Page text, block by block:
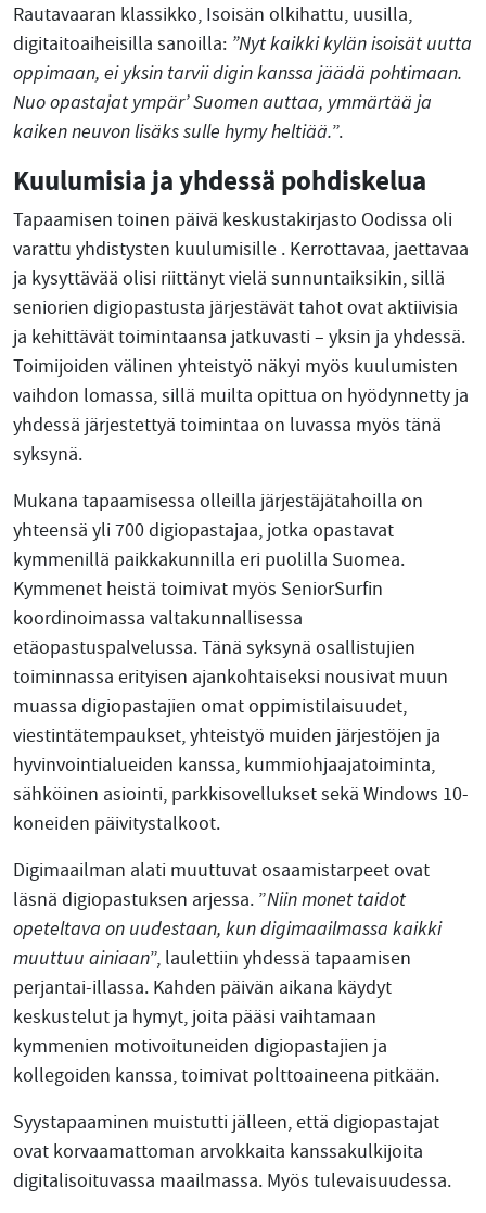
Rautavaaran klassikko, Isoisän olkihattu, uusilla,
digitaitoaiheisilla sanoilla: ”Nyt kaikki kylän isoisät uutta
oppimaan, ei yksin tarvii digin kanssa jäädä pohtimaan.
Nuo opastajat ympär’ Suomen auttaa, ymmärtää ja
kaiken neuvon lisäks sulle hymy heltiää.”.
Kuulumisia ja yhdessä pohdiskelua
Tapaamisen toinen päivä keskustakirjasto Oodissa oli
varattu yhdistysten kuulumisille . Kerrottavaa, jaettavaa
ja kysyttävää olisi riittänyt vielä sunnuntaiksikin, sillä
seniorien digiopastusta järjestävät tahot ovat aktiivisia
ja kehittävät toimintaansa jatkuvasti – yksin ja yhdessä.
Toimijoiden välinen yhteistyö näkyi myös kuulumisten
vaihdon lomassa, sillä muilta opittua on hyödynnetty ja
yhdessä järjestettyä toimintaa on luvassa myös tänä
syksynä.
Mukana tapaamisessa olleilla järjestäjätahoilla on
yhteensä yli 700 digiopastajaa, jotka opastavat
kymmenillä paikkakunnilla eri puolilla Suomea.
Kymmenet heistä toimivat myös SeniorSurfin
koordinoimassa valtakunnallisessa
etäopastuspalvelussa. Tänä syksynä osallistujien
toiminnassa erityisen ajankohtaiseksi nousivat muun
muassa digiopastajien omat oppimistilaisuudet,
viestintätempaukset, yhteistyö muiden järjestöjen ja
hyvinvointialueiden kanssa, kummiohjaajatoiminta,
sähköinen asiointi, parkkisovellukset sekä Windows 10-
koneiden päivitystalkoot.
Digimaailman alati muuttuvat osaamistarpeet ovat
läsnä digiopastuksen arjessa. ”Niin monet taidot
opeteltava on uudestaan, kun digimaailmassa kaikki
muuttuu ainiaan”, laulettiin yhdessä tapaamisen
perjantai-illassa. Kahden päivän aikana käydyt
keskustelut ja hymyt, joita pääsi vaihtamaan
kymmenien motivoituneiden digiopastajien ja
kollegoiden kanssa, toimivat polttoaineena pitkään.
Syystapaaminen muistutti jälleen, että digiopastajat
ovat korvaamattoman arvokkaita kanssakulkijoita
digitalisoituvassa maailmassa. Myös tulevaisuudessa.